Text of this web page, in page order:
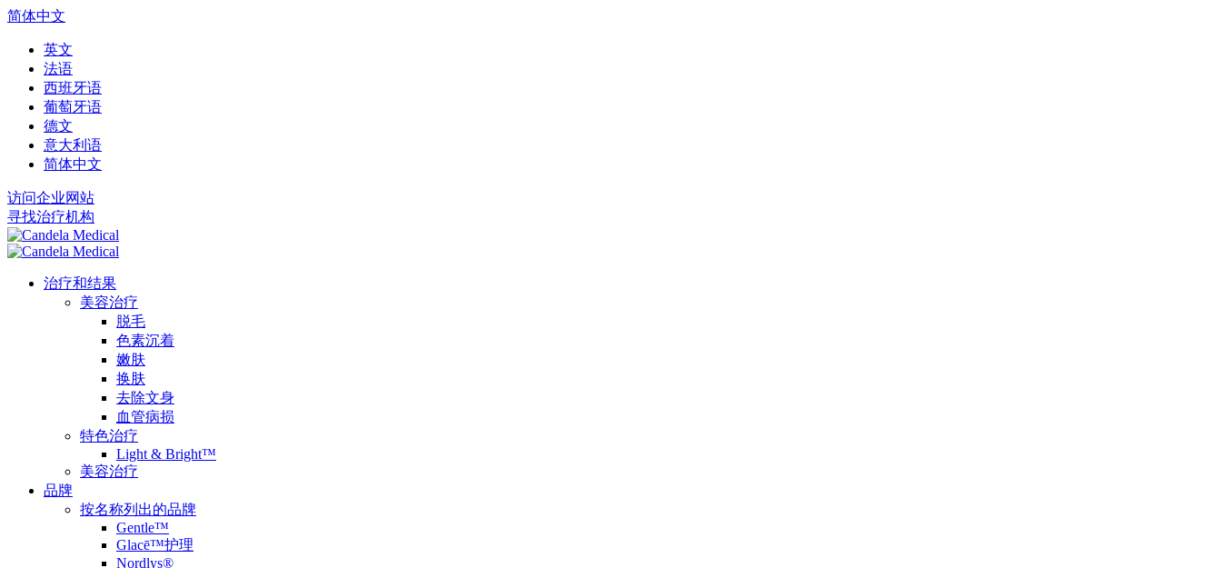
简体中文
英文
法语
西班牙语
葡萄牙语
德文
意大利语
简体中文
访问企业网站
寻找治疗机构
治疗和结果
美容治疗
脱毛
色素沉着
嫩肤
换肤
去除文身
血管病损
特色治疗
Light & Bright™
美容治疗
品牌
按名称列出的品牌
Gentle™
Glacē™护理
Nordlys®